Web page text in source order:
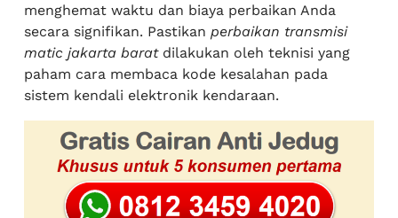
menghemat waktu dan biaya perbaikan Anda
secara signifikan. Pastikan perbaikan transmisi
matic jakarta baratdilakukan oleh teknisi yang
paham cara membaca kode kesalahan pada
sistem kendali elektronik kendaraan.